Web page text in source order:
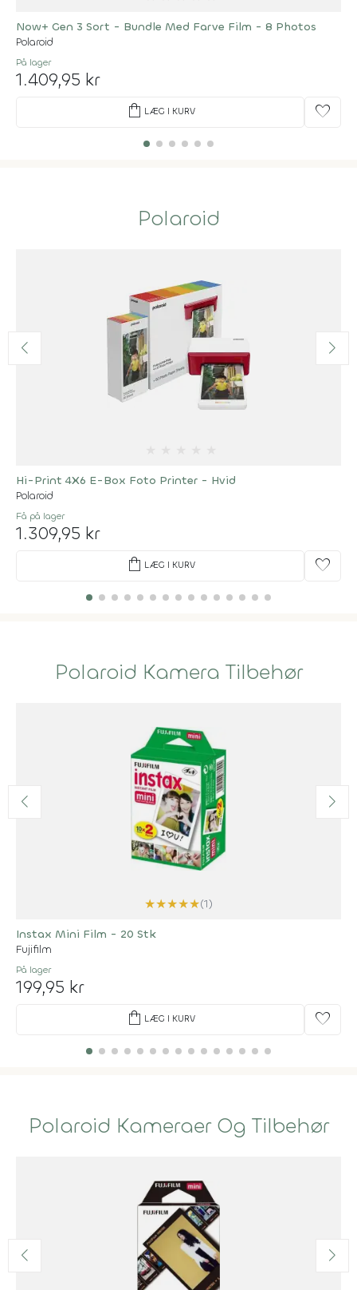
Now+ Gen 3 Sort - Bundle Med Farve Film - 8 Photos
Polaroid
På lager
1.409,95 kr
shopping_bag LÆG I KURV favorite
Polaroid
Hi-Print 4X6 E-Box Foto Printer - Hvid
Polaroid
Få på lager
1.309,95 kr
shopping_bag LÆG I KURV favorite
Polaroid Kamera Tilbehør
★★★★★(1)
Instax Mini Film - 20 Stk
Fujifilm
På lager
199,95 kr
shopping_bag LÆG I KURV favorite
Polaroid Kameraer Og Tilbehør